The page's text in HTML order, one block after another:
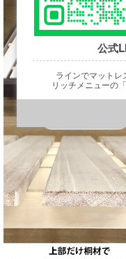
公式
ラインでマットレ
リッチメニューの